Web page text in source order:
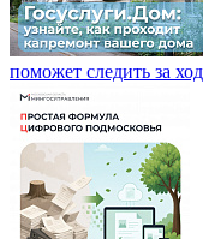
поможет следить за